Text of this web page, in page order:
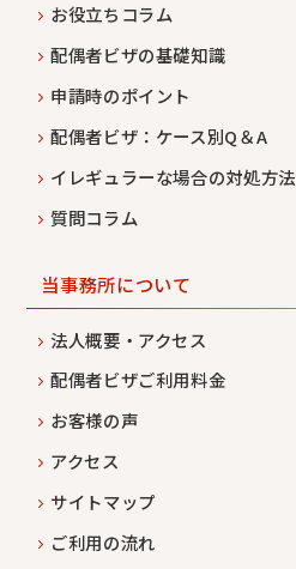
お役立ちコラム
配偶者ビザの基礎知識
申請時のポイント
配偶者ビザ：ケース別Q＆A
イレギュラーな場合の対処方法
質問コラム
当事務所について
法人概要・アクセス
配偶者ビザご利用料金
お客様の声
アクセス
サイトマップ
ご利用の流れ